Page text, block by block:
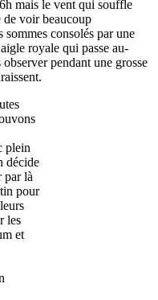
mais le vent qui souffle
de voir beaucoup
consolés par une
royale qui passe au-
pendant une grosse
plein
décide
par là
pour
les
et